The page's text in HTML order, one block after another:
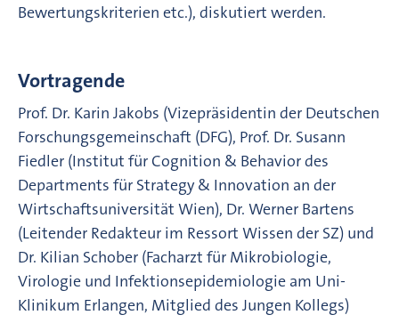
Bewertungskriterien etc.), diskutiert werden.
Vortragende
Prof. Dr. Karin Jakobs (Vizepräsidentin der Deutschen
Forschungsgemeinschaft (DFG), Prof. Dr. Susann
Fiedler (Institut für Cognition & Behavior des
Departments für Strategy & Innovation an der
Wirtschaftsuniversität Wien), Dr. Werner Bartens
(Leitender Redakteur im Ressort Wissen der SZ) und
Dr. Kilian Schober (Facharzt für Mikrobiologie,
Virologie und Infektionsepidemiologie am Uni-
Klinikum Erlangen, Mitglied des Jungen Kollegs)